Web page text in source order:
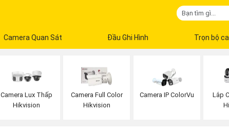
Camera Quan Sát Đầu Ghi Hình Trọn bộ
Camera Lux Thấp
Hikvision
Camera Full Color
Hikvision
Camera IP ColorVu
Lắp